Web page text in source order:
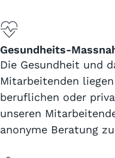
Gesundheits-
Die Gesundheit und
Mitarbeitenden
beruflichen oder
unseren
anonyme Beratung